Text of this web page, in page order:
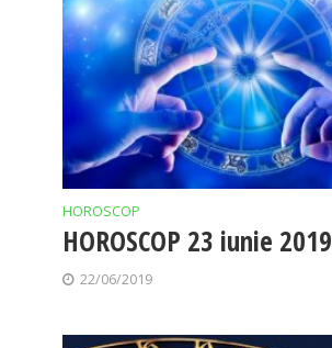
HOROSCOP
HOROSCOP 23 iunie 2019
22/06/2019